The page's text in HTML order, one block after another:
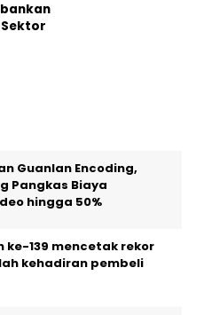
Guanlan Encoding,
Pangkas Biaya
hingga 50%
ke-139 mencetak rekor
kehadiran pembeli